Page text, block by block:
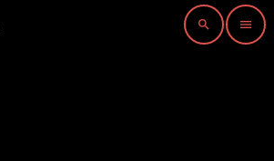
search menu